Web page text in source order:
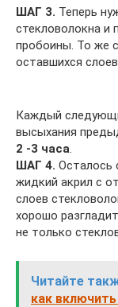
ШАГ 3. Теперь
стекловолокна и
пробоины. То же
оставшихся
Каждый
высыхания
2 -3 часа.
ШАГ 4. Осталось
жидкий акрил с
слоев
хорошо
не только
Читайте
как